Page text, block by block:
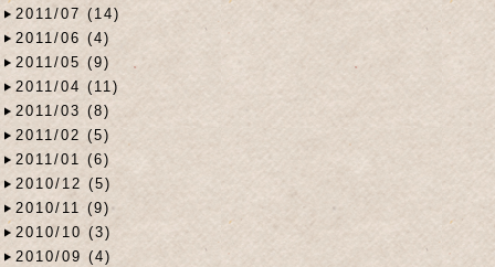
2011/07 (14)
2011/06 (4)
2011/05 (9)
2011/04 (11)
2011/03 (8)
2011/02 (5)
2011/01 (6)
2010/12 (5)
2010/11 (9)
2010/10 (3)
2010/09 (4)